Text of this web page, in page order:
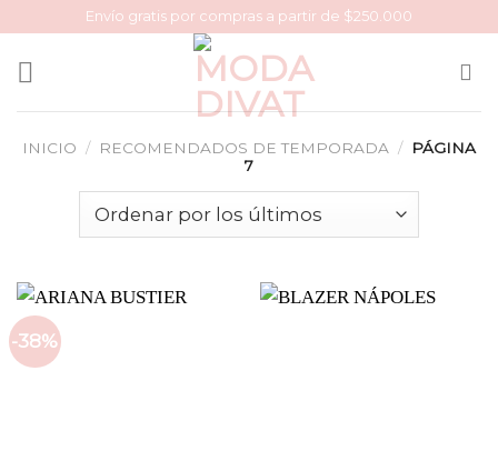
Envío gratis por compras a partir de $250.000
INICIO / RECOMENDADOS DE TEMPORADA /
PÁGINA
7
-38%